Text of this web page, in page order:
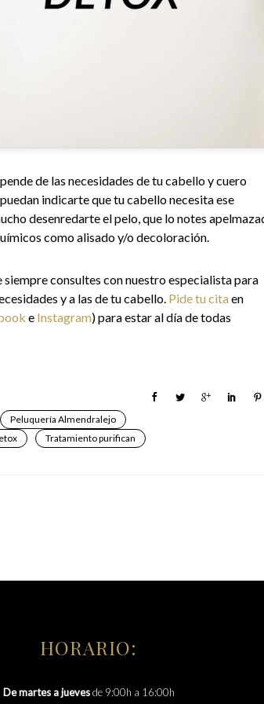
de las necesidades de tu cabello y cuero
indicarte que tu cabello necesita ese
desenredarte el pelo, que lo notes
como alisado y/o decoloración.
siempre consultes con nuestro especialista para
y a las de tu cabello. Pide tu citaen
e Instagram) para estar al día de todas
Peluquería Almendralejo
Tratamiento purifican
HORARIO:
De martes a juevesde 9:00h a 16:00h